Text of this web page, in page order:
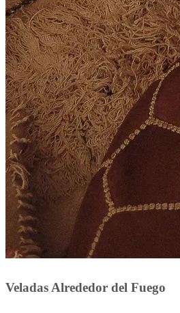
Veladas Alrededor del Fuego